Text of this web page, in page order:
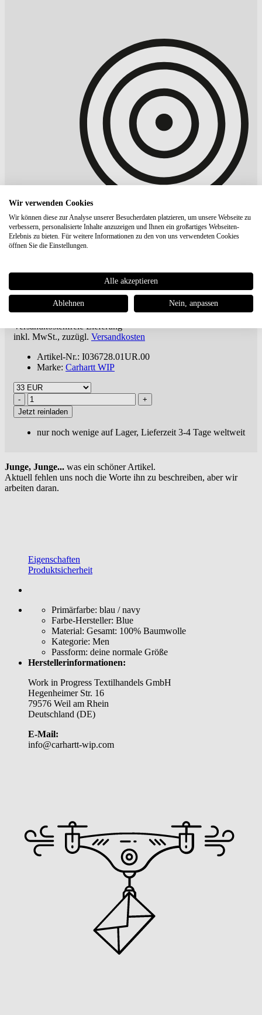
Carhartt WIPAaron Pant
€ 128,95
VersandkostenfreieLieferung***
inkl. MwSt., zuzügl. Versandkosten
Artikel-Nr.: I036728.01UR.00
Marke: Carhartt WIP
Jetzt reinladen
nur noch wenige auf Lager, Lieferzeit 3-4 Tage weltweit
Junge, Junge... was ein schöner Artikel.
Aktuell fehlen uns noch die Worte ihn zu beschreiben, aber wir
arbeiten daran.
Eigenschaften
Produktsicherheit
Primärfarbe: blau / navy
Farbe-Hersteller: Blue
Material: Gesamt: 100% Baumwolle
Kategorie: Men
Passform: deine normale Größe
Herstellerinformationen:
Work in Progress Textilhandels GmbH
Hegenheimer Str. 16
79576 Weil am Rhein
Deutschland (DE)
E-Mail:
info@carhartt-wip.com
Wir verwenden Cookies
Wir können diese zur Analyse unserer Besucherdaten platzieren, um unsere Webseite zu
verbessern, personalisierte Inhalte anzuzeigen und Ihnen ein großartiges Webseiten-
Erlebnis zu bieten. Für weitere Informationen zu den von uns verwendeten Cookies
öffnen Sie die Einstellungen.
Alle akzeptieren
Ablehnen Nein, anpassen